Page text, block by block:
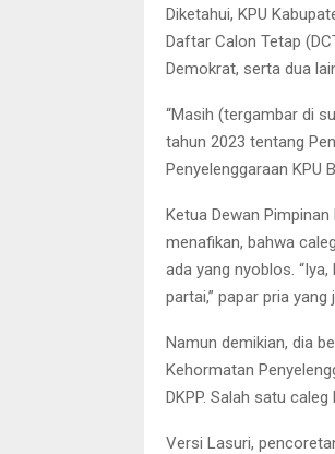
Diketahui, KPU
Daftar Calon Tetap
Demokrat, serta dua
“Masih (tergambar di
tahun 2023 tentang
Penyelenggaraan KPU
Ketua Dewan
menafikan, bahwa
ada yang nyoblos.
partai,” papar pria
Namun demikian, dia
Kehormatan
DKPP. Salah satu
Versi Lasuri,